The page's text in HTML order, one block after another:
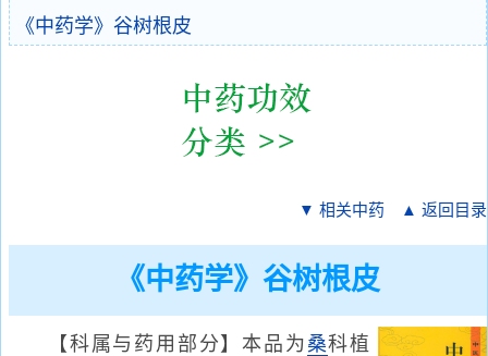
《中药学》谷树根皮
▼ 相关中药 ▲ 返回目录
《中药学》谷树根皮
【科属与药用部分】本品为 桑科植